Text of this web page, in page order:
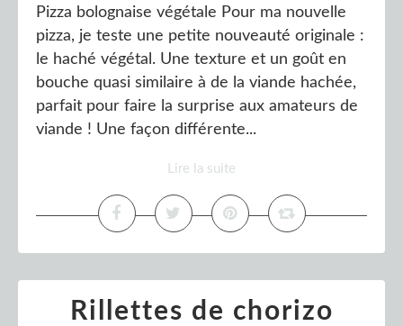
Pizza bolognaise végétale Pour ma nouvelle
pizza, je teste une petite nouveauté originale :
le haché végétal. Une texture et un goût en
bouche quasi similaire à de la viande hachée,
parfait pour faire la surprise aux amateurs de
viande ! Une façon différente...
Lire la suite
Rillettes de chorizo